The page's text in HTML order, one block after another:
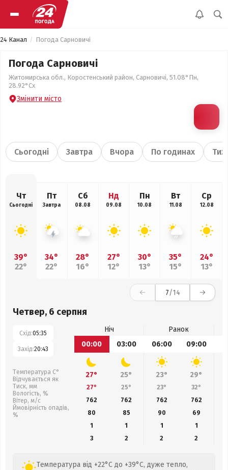
24 Канал Погода Сарновичі
Погода Сарновичі
Житомирська обл., Коростенський район, Сарновичі, 51.08°Пн,
28.92°Сх
Змінити місто
Сьогодні Завтра Вчора По годинах
Чт
Сьогодні
39°
22°
Пт
Завтра
34°
22°
Сб
08.08
28°
16°
Нд
09.08
27°
12°
Пн
10.08
30°
13°
Вт
11.08
35°
15°
Ср
12.08
24°
13°
7/14
Четвер, 6 серпня
Схід:05:35
Захід:20:43
Температура С°
Відчувається як
Тиск, мм
Вологість, %
Вітер, м/с
Ймовірність опадів,
%
Ніч
Ранок
00:00
03:00 06:00 09:00
27° 25° 23° 29°
27° 25° 23° 32°
762
762 762 762
80
85 90 69
1
1 1
1
3
2 2 2
Температура від +22°C до +39°C, дуже тепло,